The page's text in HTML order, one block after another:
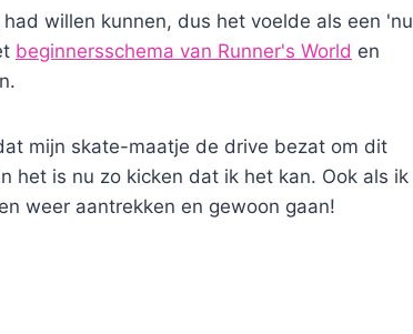
willen kunnen, dus het voelde als een 'nu
beginnersschema van Runner's World en
mijn skate-maatje de drive bezat om dit
het is nu zo kicken dat ik het kan. Ook als ik
weer aantrekken en gewoon gaan!